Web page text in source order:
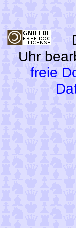
Uhr
freie